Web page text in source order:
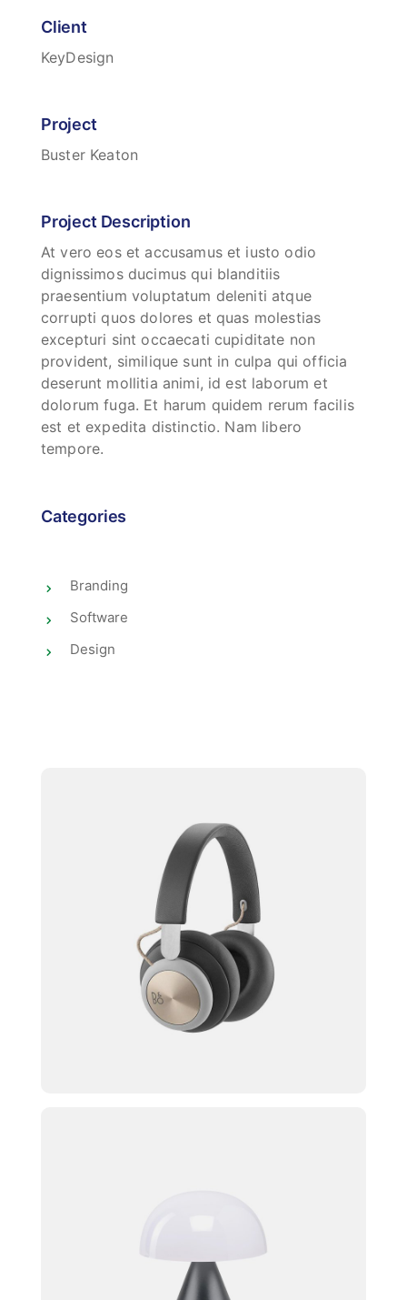
Client
KeyDesign
Project
Buster Keaton
Project Description
At vero eos et accusamus et iusto odio
dignissimos ducimus qui blanditiis
praesentium voluptatum deleniti atque
corrupti quos dolores et quas molestias
excepturi sint occaecati cupiditate non
provident, similique sunt in culpa qui officia
deserunt mollitia animi, id est laborum et
dolorum fuga. Et harum quidem rerum facilis
est et expedita distinctio. Nam libero
tempore.
Categories
Branding
Software
Design